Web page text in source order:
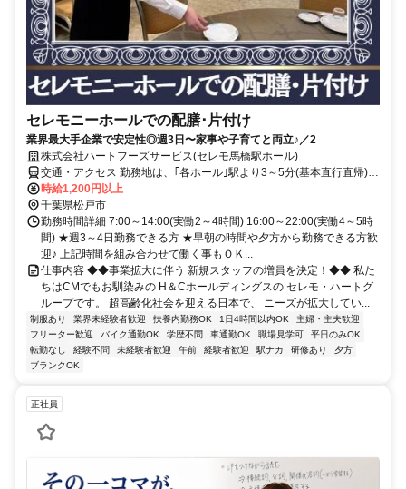
セレモニーホールでの配膳･片付け
業界最大手企業で安定性◎週3日〜家事や子育てと両立♪／2
株式会社ハートフーズサービス(セレモ馬橋駅ホール)
交通・アクセス 勤務地は、｢各ホール｣駅より3～5分(基本直行直帰)の
駅近現場多数
時給1,200円以上
千葉県松戸市
勤務時間詳細 7:00～14:00(実働2～4時間) 16:00～22:00(実働4～5時
間) ★週3～4日勤務できる方 ★早朝の時間や夕方から勤務できる方歓
迎♪ 上記時間を組み合わせて働く事もＯＫ...
仕事内容 ◆◆事業拡大に伴う 新規スタッフの増員を決定！◆◆ 私た
ちはCMでもお馴染みの H＆Cホールディングスの セレモ・ハートグ
ループです。 超高齢化社会を迎える日本で、 ニーズが拡大してい...
制服あり 業界未経験者歓迎 扶養内勤務OK 1日4時間以内OK
主婦・主夫歓迎
フリーター歓迎
バイク通勤OK 学歴不問 車通勤OK 職場見学可
平日のみOK
転勤なし
経験不問 未経験者歓迎 午前 経験者歓迎 駅ナカ 研修あり
夕方
ブランクOK
正社員